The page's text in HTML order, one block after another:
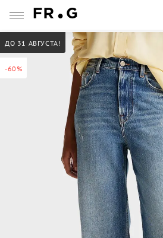
-60%
ДО 31 АВГУСТА!